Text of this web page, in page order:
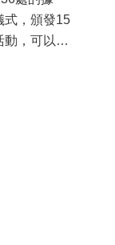
式，頒發15
動，可以更